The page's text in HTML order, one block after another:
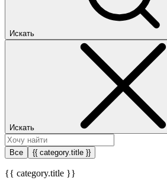
Искать
Искать
Все {{ category.title }}
{{ category.title }}